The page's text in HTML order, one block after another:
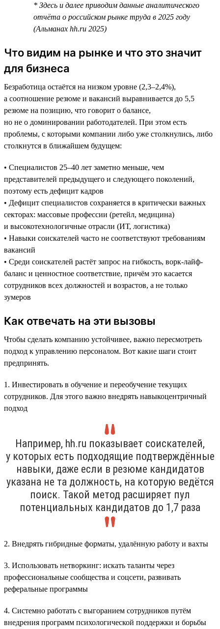
* Здесь и далее приводим данные аналитического
отчёта о российском рынке труда в 2025 году
(Альманах hh.ru 2025)
Что видим на рынке и что это значит
для бизнеса
Безработица остаётся на низком уровне (2,3–2,4%),
а соотношение резюме и вакансий выравнивается до 5,5
резюме на позицию, что говорит о балансе,
но не о доминировании работодателей. При этом есть
проблемы, с которыми компании либо уже столкнулись, либо
столкнутся в ближайшем будущем:
• Специалистов 25–40 лет заметно меньше, чем
представителей предыдущего и следующего поколений,
поэтому есть дефицит кадров
• Дефицит специалистов сохраняется в критически важных
секторах: массовые профессии (ретейл, медицина)
и высокотехнологичные отрасли (ИТ, логистика)
• Навыки соискателей часто не соответствуют требованиям
вакансий
• Среди соискателей растёт запрос на гибкость, ворк-лайф-
баланс и ценностное соответствие, причём это касается
сотрудников всех должностей и возрастов, а не только
зумеров
Как отвечать на эти вызовы
Чтобы сделать компанию устойчивее, важно пересмотреть
подход к управлению персоналом. Вот какие шаги стоит
предпринять.
1. Инвестировать в обучение и переобучение текущих
сотрудников. Для этого важно внедрять навыкоцентричный
подход
Например, hh.ru показывает соискателей,
у которых есть подходящие подтверждённые
навыки, даже если в резюме кандидатов
указана не та должность, на которую ведётся
поиск. Такой метод расширяет пул
потенциальных кандидатов до 1,7 раза
2. Внедрять гибридные форматы, удалённую работу и вахты
3. Использовать нетворкинг: искать таланты через
профессиональные сообщества и соцсети, развивать
реферальные программы
4. Системно работать с выгоранием сотрудников путём
внедрения программ психологической поддержки и борьбы